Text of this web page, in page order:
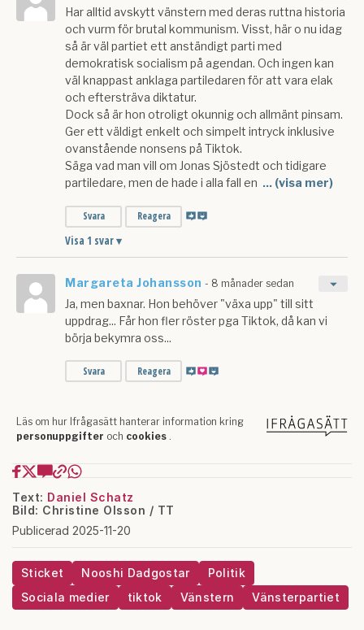
Text: Daniel Schatz
Bild: Christine Olsson / TT
Publicerad 2025-11-20
Sticket Nooshi Dadgostar
Politik
Sociala medier
tiktok Vänstern Vänsterpartiet